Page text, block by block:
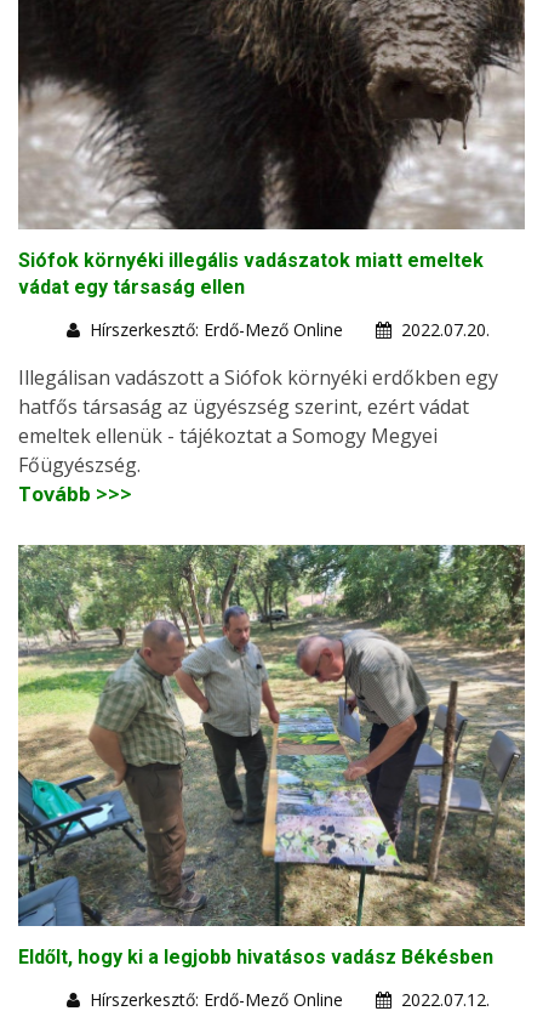
Siófok környéki illegális vadászatok miatt emeltek
vádat egy társaság ellen
Hírszerkesztő: Erdő-Mező Online
2022.07.20.
Illegálisan vadászott a Siófok környéki erdőkben egy
hatfős társaság az ügyészség szerint, ezért vádat
emeltek ellenük - tájékoztat a Somogy Megyei
Főügyészség.
Tovább >>>
Eldőlt, hogy ki a legjobb hivatásos vadász Békésben
Hírszerkesztő: Erdő-Mező Online
2022.07.12.